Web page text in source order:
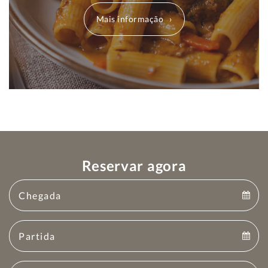
Mais informação
Reservar agora